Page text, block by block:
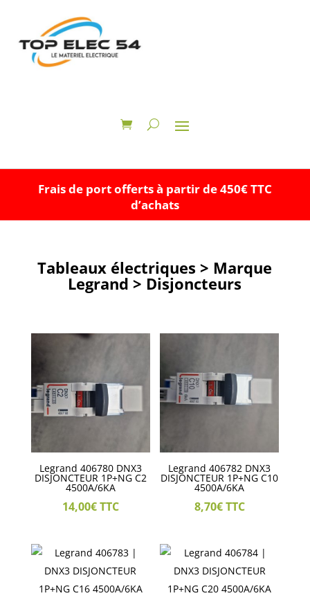
Frais de port offerts à partir de 450€ TTC
d’achats
Tableaux électriques > Marque
Legrand > Disjoncteurs
Legrand 406780 DNX3
DISJONCTEUR 1P+NG C2
4500A/6KA
14,00€TTC
Legrand 406782 DNX3
DISJONCTEUR 1P+NG C10
4500A/6KA
8,70€TTC